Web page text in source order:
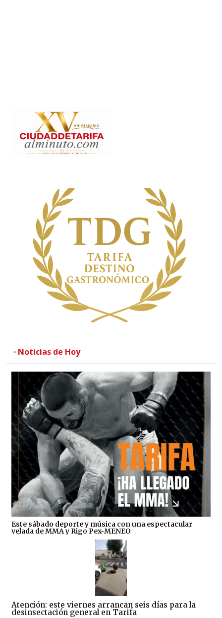
· Noticias de Hoy
Este sábado deporte y música con una espectacular
velada de MMA y Rigo Pex-MENEO
Atención: este viernes arrancan seis días para la
desinsectación general en Tarifa